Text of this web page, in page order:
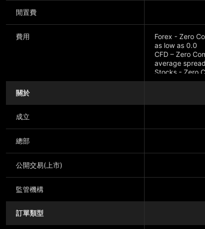
閒置費
費用
Forex - Zero
as low as 0.0
CFD – Zero
average
Stocks - Zero
as low as 0.40
關於
成立
總部
公開交易(上市)
監管機構
訂單類型